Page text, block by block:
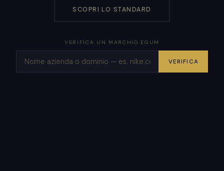
SCOPRI LO STANDARD
VERIFICA UN MARCHIO EGUM
VERIFICA